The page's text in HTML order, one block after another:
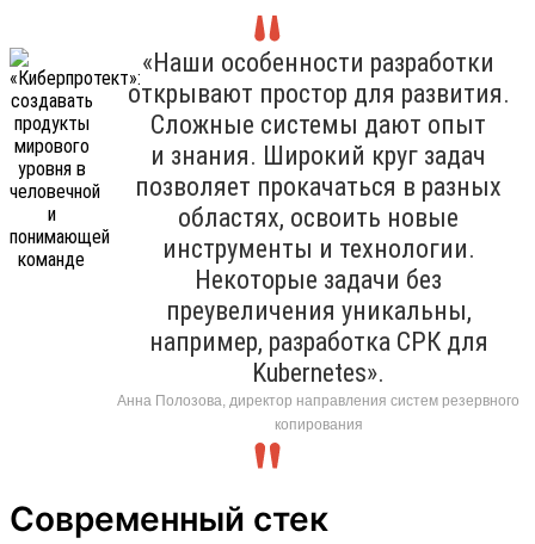
«Наши особенности разработки
открывают простор для развития.
Сложные системы дают опыт
и знания. Широкий круг задач
позволяет прокачаться в разных
областях, освоить новые
инструменты и технологии.
Некоторые задачи без
преувеличения уникальны,
например, разработка СРК для
Kubernetes».
Анна Полозова, директор направления систем резервного
копирования
Современный стек